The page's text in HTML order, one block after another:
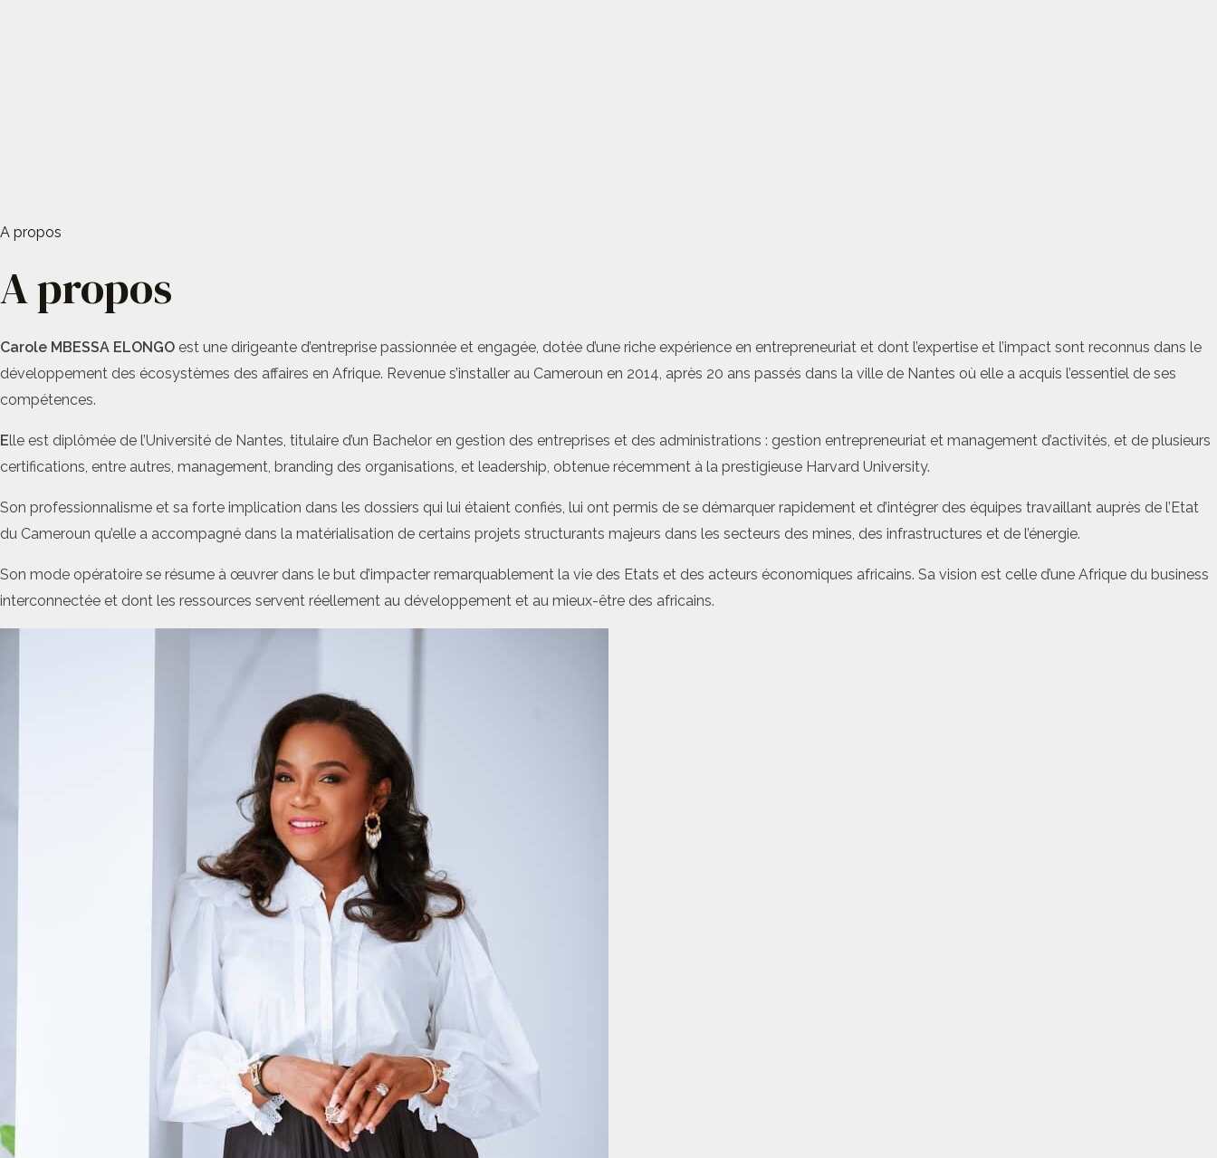
A propos
A propos
Carole MBESSA ELONGO est une dirigeante d’entreprise passionnée et engagée, dotée d’une riche expérience en entrepreneuriat et dont l’expertise et l’impact sont reconnus dans le
développement des écosystèmes des affaires en Afrique. Revenue s’installer au Cameroun en 2014, après 20 ans passés dans la ville de Nantes où elle a acquis l’essentiel de ses
compétences.
Elle est diplômée de l’Université de Nantes, titulaire d’un Bachelor en gestion des entreprises et des administrations : gestion entrepreneuriat et management d’activités, et de plusieurs
certifications, entre autres, management, branding des organisations, et leadership, obtenue récemment à la prestigieuse Harvard University.
Son professionnalisme et sa forte implication dans les dossiers qui lui étaient confiés, lui ont permis de se démarquer rapidement et d’intégrer des équipes travaillant auprès de l’Etat
du Cameroun qu’elle a accompagné dans la matérialisation de certains projets structurants majeurs dans les secteurs des mines, des infrastructures et de l’énergie.
Son mode opératoire se résume à œuvrer dans le but d’impacter remarquablement la vie des Etats et des acteurs économiques africains. Sa vision est celle d’une Afrique du business
interconnectée et dont les ressources servent réellement au développement et au mieux-être des africains.